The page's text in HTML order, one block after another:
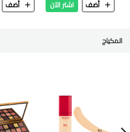
أضف
اشتر الآن
أضف
المكياج